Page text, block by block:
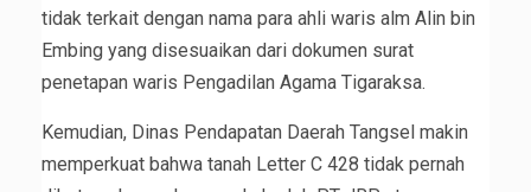
tidak terkait dengan nama para ahli waris alm Alin bin
Embing yang disesuaikan dari dokumen surat
penetapan waris Pengadilan Agama Tigaraksa.
Kemudian, Dinas Pendapatan Daerah Tangsel makin
memperkuat bahwa tanah Letter C 428 tidak pernah